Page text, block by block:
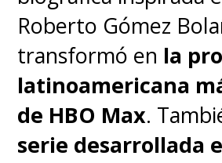
Roberto Gómez
transformó en la
latinoamericana
de HBO Max.
serie desarrollada